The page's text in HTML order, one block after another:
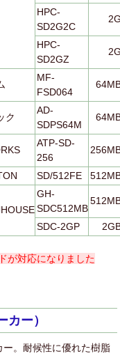
HPC-
SD2G2C
HPC-
SD2GZ
MF-
FSD064
ク
AD-
SDPS64M
ATP-SD-
256
SD/512FE
GH-
SDC512MB
SDC-2GP
が対応になりました
カー）
。耐候性に優れた樹脂